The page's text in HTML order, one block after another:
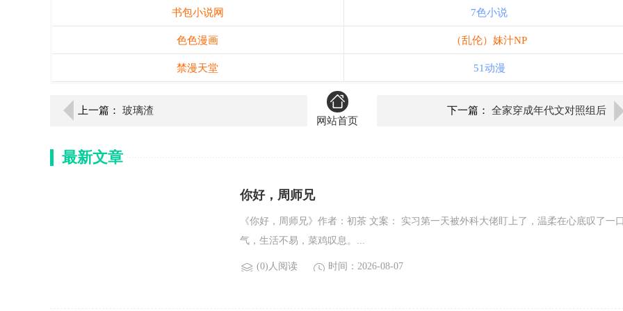
书包小说网 7色小说
色色漫画 （乱伦）妹汁NP
禁漫天堂 51动漫
上一篇： 玻璃渣
网站首页
下一篇： 全家穿成年代文对照组后
最新文章
你好，周师兄
《你好，周师兄》作者：初茶 文案： 实习第一天被外科大佬盯上了，温柔在心底叹了一
气，生活不易，菜鸡叹息。...
(0)人阅读 时间：2026-08-07